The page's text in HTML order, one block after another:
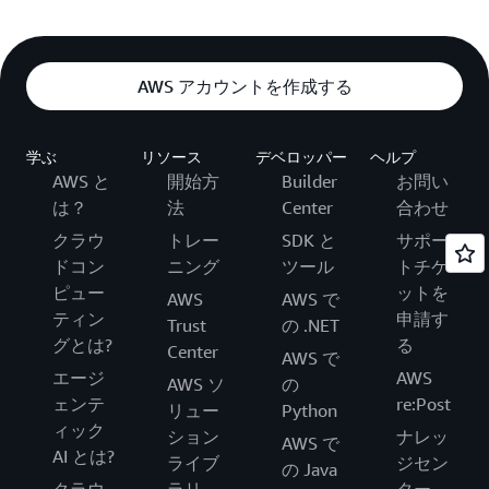
AWS アカウントを作成する
学ぶ
AWS と
は？
クラウ
ドコン
ピュー
ティン
グとは?
エージ
ェンテ
ィック
AI とは?
リソース
開始方
法
トレー
ニング
AWS
Trust
Center
AWS ソ
リュー
ション
ライブ
デベロッパー
Builder
Center
SDK と
ツール
AWS で
の .NET
AWS で
の
Python
AWS で
の Java
ヘルプ
お問い
合わせ
サポー
トチケ
ットを
申請す
る
AWS
re:Post
ナレッ
ジセン